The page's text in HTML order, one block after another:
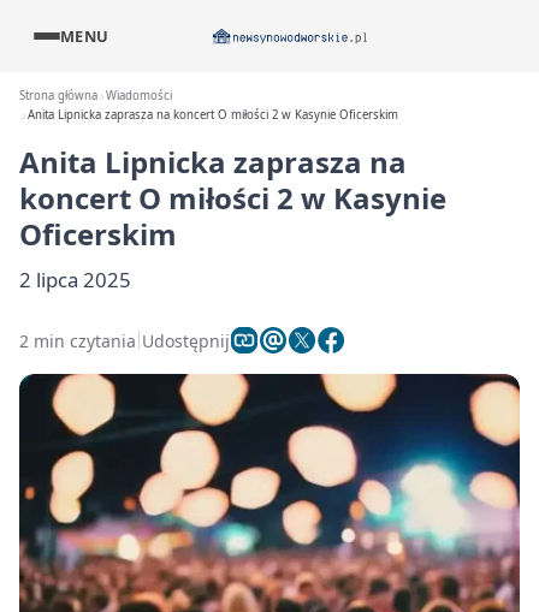
MENU
Strona główna Wiadomości
Anita Lipnicka zaprasza na koncert O miłości 2 w Kasynie Oficerskim
Anita Lipnicka zaprasza na
koncert O miłości 2 w Kasynie
Oficerskim
2 lipca 2025
2 min czytania Udostępnij